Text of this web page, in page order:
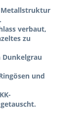
Metallstruktur
verbaut,
zu
und